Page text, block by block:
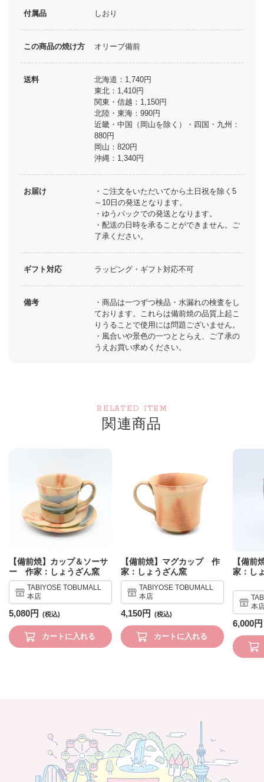
付属品 しおり
この商品の焼け方 オリーブ備前
送料
北海道：1,740円
東北：1,410円
関東・信越：1,150円
北陸・東海：990円
近畿・中国（岡山を除く）・四国・九州：
880円
岡山：820円
沖縄：1,340円
お届け
・ご注文をいただいてから土日祝を除く5
～10日の発送となります。
・ゆうパックでの発送となります。
・配送の日時を承ることができません。ご
了承ください。
ギフト対応 ラッピング・ギフト対応不可
備考
・商品は一つずつ検品・水漏れの検査をし
ております。これらは備前焼の品質上起こ
りうることで使用には問題ございません。
・風合いや景色の一つととらえ、ご了承の
うえお買い求めください。
RELATED ITEM
関連商品
【備前焼】カップ＆ソーサ
ー 作家：しょうざん窯
TABIYOSE TOBUMALL
本店
5,080円
カートに入れる
【備前焼】マグカップ 作
家：しょうざん窯
TABIYOSE TOBUMALL
本店
4,150円
カートに入れる
【備
家：し
本
6,000円